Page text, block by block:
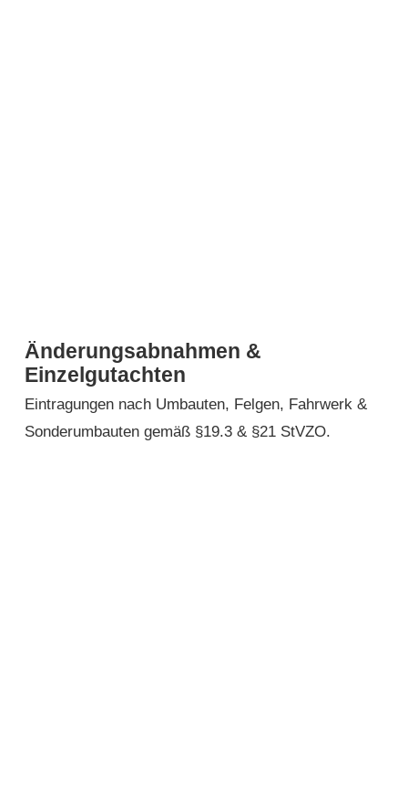
Änderungsabnahmen &
Einzelgutachten
Eintragungen nach Umbauten, Felgen, Fahrwerk &
Sonderumbauten gemäß §19.3 & §21 StVZO.